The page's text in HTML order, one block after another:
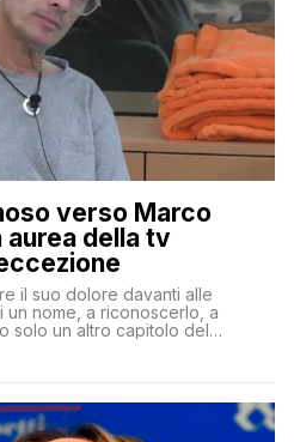
verso Marco
aurea della tv
il suo dolore davanti alle
nome, a riconoscerlo, a
solo un altro capitolo del